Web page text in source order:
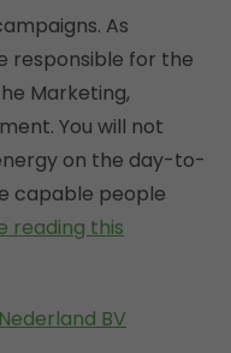
As
responsible for the
Marketing,
You will not
on the day-to-
capable people
reading this
BV